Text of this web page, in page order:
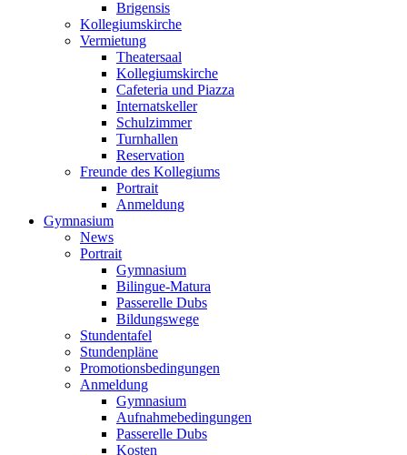
Brigensis
Kollegiumskirche
Vermietung
Theatersaal
Kollegiumskirche
Cafeteria und Piazza
Internatskeller
Schulzimmer
Turnhallen
Reservation
Freunde des Kollegiums
Portrait
Anmeldung
Gymnasium
News
Portrait
Gymnasium
Bilingue-Matura
Passerelle Dubs
Bildungswege
Stundentafel
Stundenpläne
Promotionsbedingungen
Anmeldung
Gymnasium
Aufnahmebedingungen
Passerelle Dubs
Kosten